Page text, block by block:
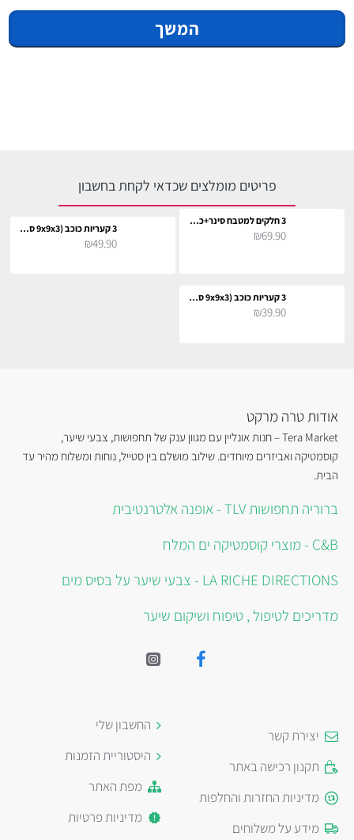
המשך
פריטים מומלצים שכדאי לקחת בחשבון
3 חלקים למטבח סינר+כפפה+תחתית לסיר
₪69.90 3 קעריות כוכב (9x9x3 ס"מ)
₪49.90
3 קעריות כוכב (9x9x3 ס"מ)
₪39.90
אודות טרה מרקט
Tera Market – חנות אונליין עם מגוון ענק של תחפושות, צבעי שיער,
קוסמטיקה ואביזרים מיוחדים. שילוב מושלם בין סטייל, נוחות ומשלוח מהיר עד
הבית.
ברוריה תחפושות TLV - אופנה אלטרנטיבית
C&B - מוצרי קוסמטיקה ים המלח
LA RICHE DIRECTIONS - צבעי שיער על בסיס מים
מדריכים לטיפול , טיפוח ושיקום שיער
יצירת קשר
תקנון רכישה באתר
מדיניות החזרות והחלפות
מידע על משלוחים
החשבון שלי
היסטוריית הזמנות
מפת האתר
מדיניות פרטיות